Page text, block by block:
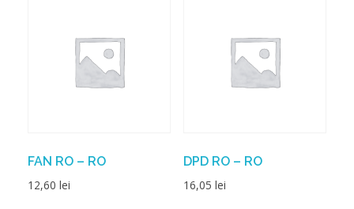
FAN RO – RO
12,60 lei
DPD RO – RO
16,05 lei